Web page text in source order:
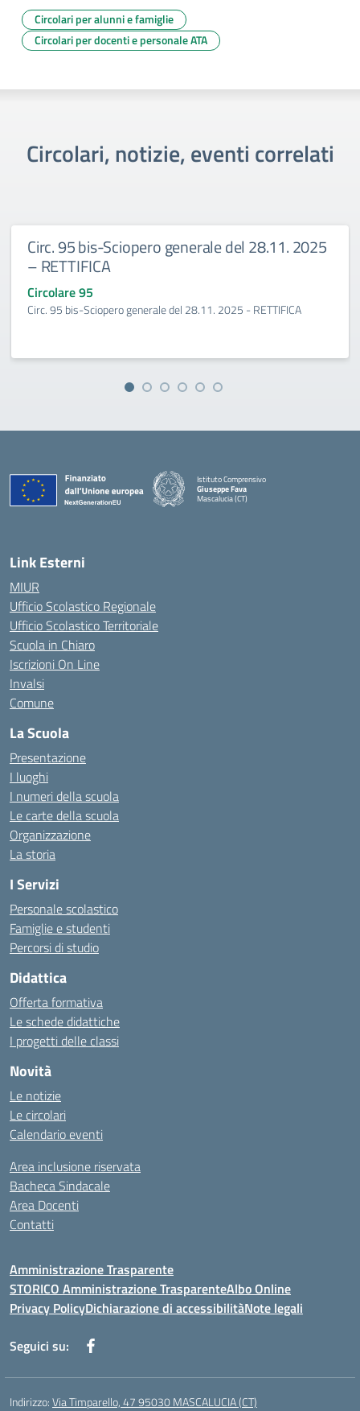
Circolari per alunni e famiglie
Circolari per docenti e personale ATA
Circolari, notizie, eventi correlati
Circ. 95 bis-Sciopero generale del 28.11. 2025
– RETTIFICA
Circolare 95
Circ. 95 bis-Sciopero generale del 28.11. 2025 - RETTIFICA
Istituto Comprensivo
Giuseppe Fava
Mascalucia (CT)
Link Esterni
MIUR
Ufficio Scolastico Regionale
Ufficio Scolastico Territoriale
Scuola in Chiaro
Iscrizioni On Line
Invalsi
Comune
La Scuola
Presentazione
I luoghi
I numeri della scuola
Le carte della scuola
Organizzazione
La storia
I Servizi
Personale scolastico
Famiglie e studenti
Percorsi di studio
Didattica
Offerta formativa
Le schede didattiche
I progetti delle classi
Novità
Le notizie
Le circolari
Calendario eventi
Area inclusione riservata
Bacheca Sindacale
Area Docenti
Contatti
Amministrazione Trasparente
STORICO Amministrazione TrasparenteAlbo Online
Privacy PolicyDichiarazione di accessibilitàNote legali
Seguici su:
Indirizzo:Via Timparello, 47 95030 MASCALUCIA (CT)